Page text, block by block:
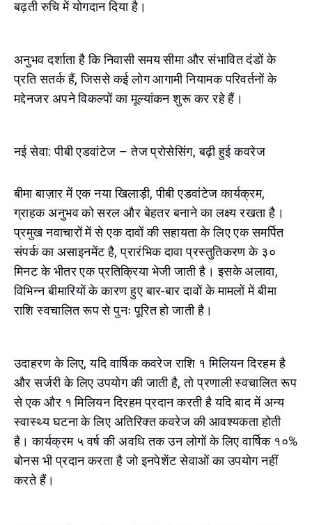
बढ़ती रुचि में योगदान दिया है।
अनुभव दर्शाता है कि निवासी समय सीमा और संभावित दंडों के
प्रति सतर्क हैं, जिससे कई लोग आगामी नियामक परिवर्तनों के
मद्देनजर अपने विकल्पों का मूल्यांकन शुरू कर रहे हैं।
नई सेवा: पीबी एडवांटेज – तेज प्रोसेसिंग, बढ़ी हुई कवरेज
बीमा बाज़ार में एक नया खिलाड़ी, पीबी एडवांटेज कार्यक्रम,
ग्राहक अनुभव को सरल और बेहतर बनाने का लक्ष्य रखता है।
प्रमुख नवाचारों में से एक दावों की सहायता के लिए एक समर्पित
संपर्क का असाइनमेंट है, प्रारंभिक दावा प्रस्तुतिकरण के ३०
मिनट के भीतर एक प्रतिक्रिया भेजी जाती है। इसके अलावा,
विभिन्न बीमारियों के कारण हुए बार-बार दावों के मामलों में बीमा
राशि स्वचालित रूप से पुनः पूरित हो जाती है।
उदाहरण के लिए, यदि वार्षिक कवरेज राशि १ मिलियन दिरहम है
और सर्जरी के लिए उपयोग की जाती है, तो प्रणाली स्वचालित रूप
से एक और १ मिलियन दिरहम प्रदान करती है यदि बाद में अन्य
स्वास्थ्य घटना के लिए अतिरिक्त कवरेज की आवश्यकता होती
है। कार्यक्रम ५ वर्ष की अवधि तक उन लोगों के लिए वार्षिक १०%
बोनस भी प्रदान करता है जो इनपेशेंट सेवाओं का उपयोग नहीं
करते हैं।